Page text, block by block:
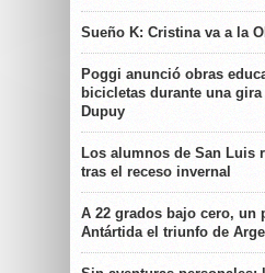
Sueño K: Cristina va a la
Poggi anunció obras
bicicletas durante una
Dupuy
Los alumnos de San Luis
tras el receso invernal
A 22 grados bajo cero, un
Antártida el triunfo de